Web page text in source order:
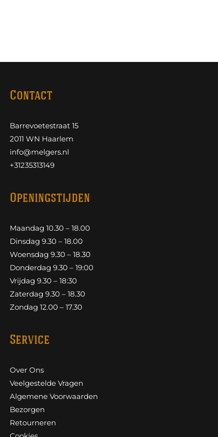
Contact
Barrevoetestraat 15
2011 WN Haarlem
info@melgers.nl
+31235313149
Openingstijden
Maandag 10.30 – 18.00
Dinsdag 9.30 – 18.00
Woensdag 9.30 – 18.30
Donderdag 9.30 – 19:00
Vrijdag 9.30 – 18:30
Zaterdag 9.30 – 18.30
Zondag 12.00 – 17.30
Service
Over Ons
Veelgestelde Vragen
Algemene Voorwaarden
Bezorgen
Retourneren